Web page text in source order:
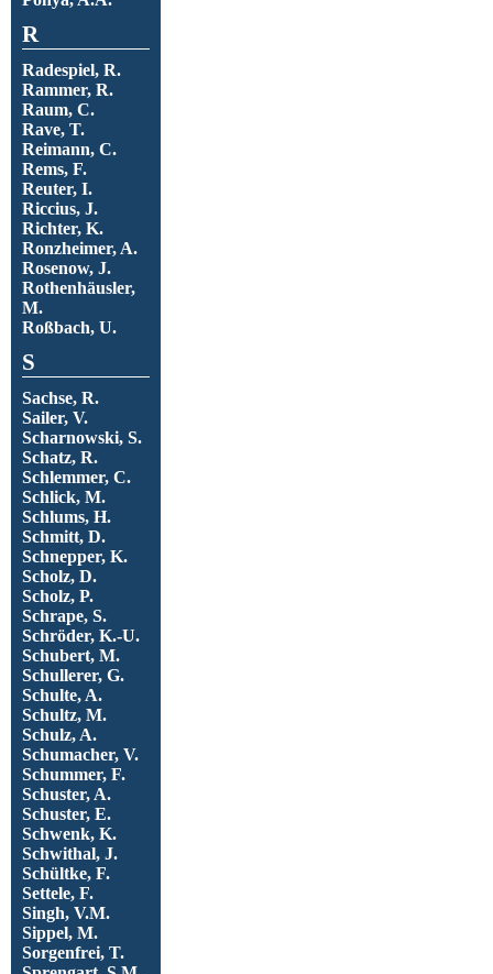
R
Radespiel, R.
Rammer, R.
Raum, C.
Rave, T.
Reimann, C.
Rems, F.
Reuter, I.
Riccius, J.
Richter, K.
Ronzheimer, A.
Rosenow, J.
Rothenhäusler,
M.
Roßbach, U.
S
Sachse, R.
Sailer, V.
Scharnowski, S.
Schatz, R.
Schlemmer, C.
Schlick, M.
Schlums, H.
Schmitt, D.
Schnepper, K.
Scholz, D.
Scholz, P.
Schrape, S.
Schröder, K.-U.
Schubert, M.
Schullerer, G.
Schulte, A.
Schultz, M.
Schulz, A.
Schumacher, V.
Schummer, F.
Schuster, A.
Schuster, E.
Schwenk, K.
Schwithal, J.
Schültke, F.
Settele, F.
Singh, V.M.
Sippel, M.
Sorgenfrei, T.